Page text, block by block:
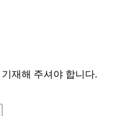
재해 주셔야 합니다.